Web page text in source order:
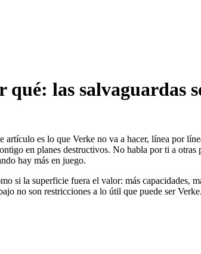
qué: las salvaguardas
artículo es lo que Verke no va a hacer, línea por
en planes destructivos. No habla por ti a
hay más en juego.
si la superficie fuera el valor: más
no son restricciones a lo útil que puede ser